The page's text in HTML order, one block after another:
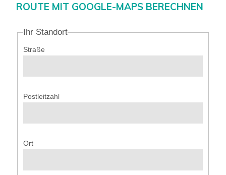
ROUTE MIT GOOGLE-MAPS BERECHNEN
Ihr Standort
Straße
Postleitzahl
Ort